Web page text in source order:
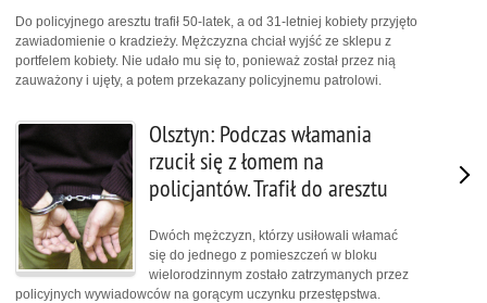
Do policyjnego aresztu trafił 50-latek, a od 31-letniej kobiety przyjęto
zawiadomienie o kradzieży. Mężczyzna chciał wyjść ze sklepu z
portfelem kobiety. Nie udało mu się to, ponieważ został przez nią
zauważony i ujęty, a potem przekazany policyjnemu patrolowi.
Olsztyn: Podczas włamania
rzucił się z łomem na
policjantów. Trafił do aresztu
Dwóch mężczyzn, którzy usiłowali włamać
się do jednego z pomieszczeń w bloku
wielorodzinnym zostało zatrzymanych przez
policyjnych wywiadowców na gorącym uczynku przestępstwa.